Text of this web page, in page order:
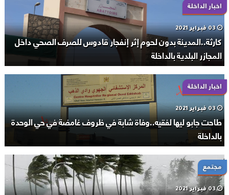
اخبار الداخلة
03 فبراير 2021
كارثة..المدينة بدون لحوم إثر إنفجار قادوس للصرف الصحي داخل
المجازر البلدية بالداخلة
اخبار الداخلة
03 فبراير 2021
طاحت جابو ليها لفقيه..وفاة شابة في ظروف غامضة في حي الوحدة
بالداخلة
مجتمع
03 فبراير 2021